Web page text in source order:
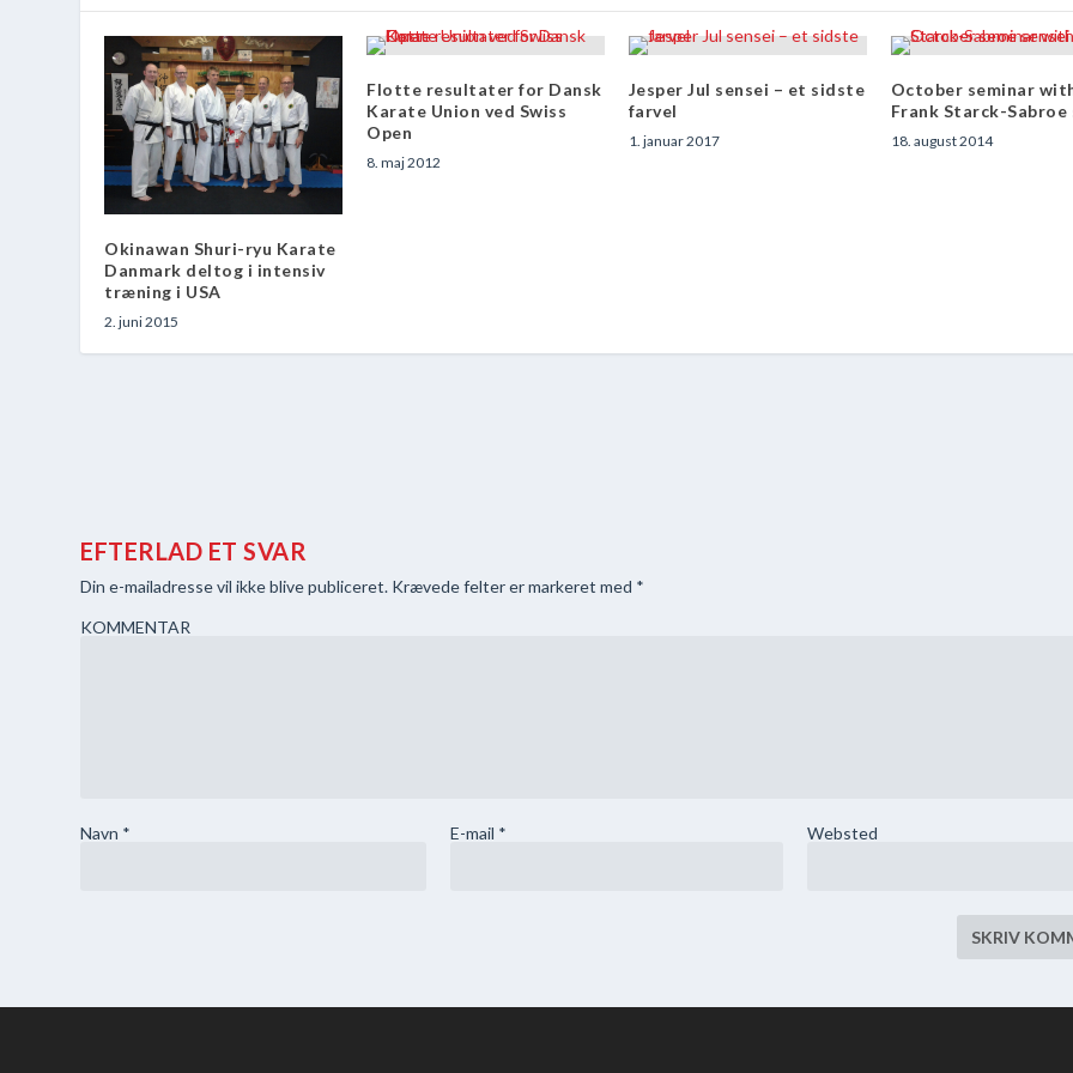
Okinawan Shuri-ryu Karate
Danmark deltog i intensiv
træning i USA
2. juni 2015
Flotte resultater for Dansk
Karate Union ved Swiss
Open
8. maj 2012
Jesper Jul sensei – et sidste
farvel
1. januar 2017
October seminar
Frank Starck-Sabroe
18. august 2014
EFTERLAD ET SVAR
Din e-mailadresse vil ikke blive publiceret. Krævede felter er markeret med *
KOMMENTAR
Navn * E-mail * Websted